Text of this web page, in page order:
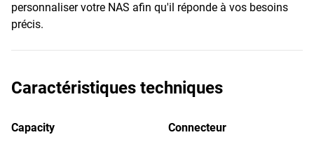
personnaliser votre NAS afin qu'il réponde à vos besoins
précis.
Caractéristiques techniques
Capacity
Connecteur